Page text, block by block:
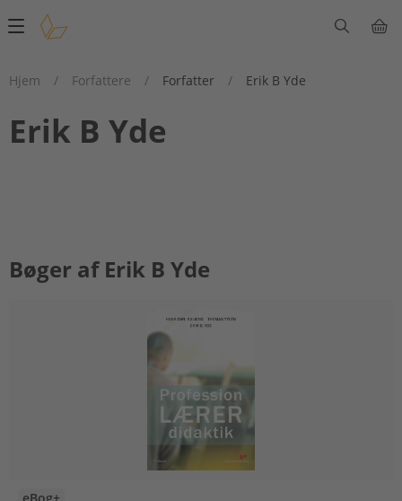
Main
Hjem
/ Forfattere / Forfatter / Erik B Yde
Erik B Yde
Bøger af Erik B Yde